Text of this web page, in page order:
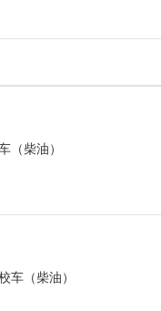
（柴油）
车（柴油）